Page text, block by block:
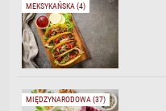
MEKSYKAŃSKA (4)
MIĘDZYNARODOWA (37)